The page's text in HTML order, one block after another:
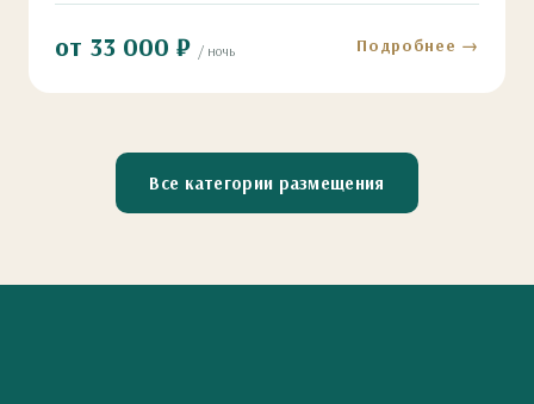
от 33 000 ₽ / ночь Подробнее →
Все категории размещения